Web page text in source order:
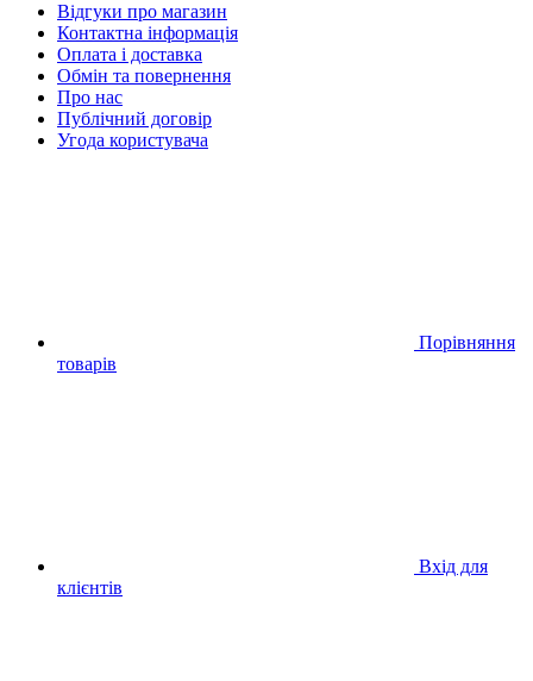
Відгуки про магазин
Контактна інформація
Оплата і доставка
Обмін та повернення
Про нас
Публічний договір
Угода користувача
Порівняння
товарів
Вхід для
клієнтів